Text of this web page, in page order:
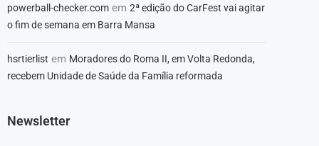
powerball-checker.com em 2ª edição do CarFest vai agitar
o fim de semana em Barra Mansa
hsrtierlist em Moradores do Roma II, em Volta Redonda,
recebem Unidade de Saúde da Família reformada
Newsletter